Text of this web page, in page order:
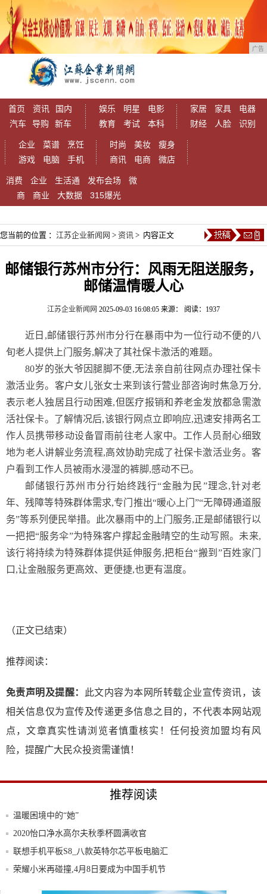
广告
首页 资讯
国内
汽车
导购 新车
娱乐 明星
电影
教育
考试 本科
家居 家具
电器
财经
人脸 识别
企业 菜谱
烹饪
游戏
电脑 手机
时尚 美妆
瘦身
商讯
电商 微店
消费 企业 生活通 发布会场
微
商
商业 大数据 315爆光
您当前的位置 ： 江苏企业新闻网 > 资讯 > 内容正文
邮储银行苏州市分行：风雨无阻送服务，
邮储温情暖人心
江苏企业新闻网 2025-09-03 16:08:05 来源： 阅读：1937
近日,邮储银行苏州市分行在暴雨中为一位行动不便的八
旬老人提供上门服务,解决了其社保卡激活的难题。
80岁的张大爷因腿脚不便,无法亲自前往网点办理社保卡
激活业务。客户女儿张女士来到该行营业部咨询时焦急万分,
表示老人独居且行动困难,但医疗报销和养老金发放都急需激
活社保卡。了解情况后,该银行网点立即响应,迅速安排两名工
作人员携带移动设备冒雨前往老人家中。工作人员耐心细致
地为老人讲解业务流程,高效协助完成了社保卡激活业务。客
户看到工作人员被雨水浸湿的裤脚,感动不已。
邮储银行苏州市分行始终践行“金融为民”理念,针对老
年、残障等特殊群体需求,专门推出“暖心上门”“无障碍通道服
务”等系列便民举措。此次暴雨中的上门服务,正是邮储银行以
一把把“服务伞”为特殊客户撑起金融晴空的生动写照。未来,
该行将持续为特殊群体提供延伸服务,把柜台“搬到”百姓家门
口,让金融服务更高效、更便捷,也更有温度。
（正文已结束）
推荐阅读：
免责声明及提醒：
此文内容为本网所转载企业宣传资讯，该
相关信息仅为宣传及传递更多信息之目的，不代表本网站观
点，文章真实性请浏览者慎重核实！任何投资加盟均有风
险，提醒广大民众投资需谨慎！
推荐阅读
温暖困境中的“她”
2020怡口净水高尔夫秋季杯圆满收官
联想手机平板S8_八款英特尔芯平板电脑汇
总
荣耀小米再碰撞,4月8日要成为中国手机节